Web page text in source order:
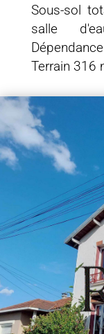
Sous-sol
salle
Terrain 316